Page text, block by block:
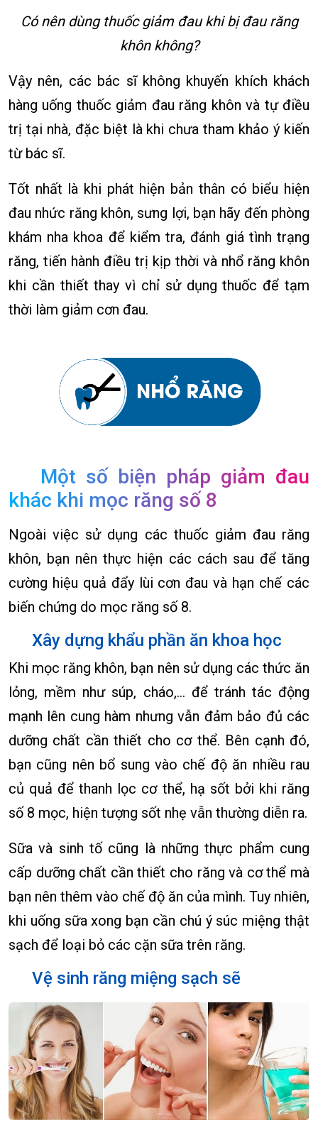
Có nên dùng thuốc giảm đau khi bị đau răng
khôn không?
Vậy nên, các bác sĩ không khuyến khích khách
hàng uống thuốc giảm đau răng khôn và tự điều
trị tại nhà, đặc biệt là khi chưa tham khảo ý kiến
từ bác sĩ.
Tốt nhất là khi phát hiện bản thân có biểu hiện
đau nhức răng khôn, sưng lợi, bạn hãy đến phòng
khám nha khoa để kiểm tra, đánh giá tình trạng
răng, tiến hành điều trị kịp thời và nhổ răng khôn
khi cần thiết thay vì chỉ sử dụng thuốc để tạm
thời làm giảm cơn đau.
Một số biện pháp giảm đau
khác khi mọc răng số 8
Ngoài việc sử dụng các thuốc giảm đau răng
khôn, bạn nên thực hiện các cách sau để tăng
cường hiệu quả đẩy lùi cơn đau và hạn chế các
biến chứng do mọc răng số 8.
Xây dựng khẩu phần ăn khoa học
Khi mọc răng khôn, bạn nên sử dụng các thức ăn
lỏng, mềm như súp, cháo,… để tránh tác động
mạnh lên cung hàm nhưng vẫn đảm bảo đủ các
dưỡng chất cần thiết cho cơ thể. Bên cạnh đó,
bạn cũng nên bổ sung vào chế độ ăn nhiều rau
củ quả để thanh lọc cơ thể, hạ sốt bởi khi răng
số 8 mọc, hiện tượng sốt nhẹ vẫn thường diễn ra.
Sữa và sinh tố cũng là những thực phẩm cung
cấp dưỡng chất cần thiết cho răng và cơ thể mà
bạn nên thêm vào chế độ ăn của mình. Tuy nhiên,
khi uống sữa xong bạn cần chú ý súc miệng thật
sạch để loại bỏ các cặn sữa trên răng.
Vệ sinh răng miệng sạch sẽ